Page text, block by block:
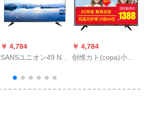
￥ 4,784
SANSユニオン49 NU
UHD 4 Kファビィ
は、Wii液晶パネルパ
￥ 4,784
创维カト(copa)小魔
ウス